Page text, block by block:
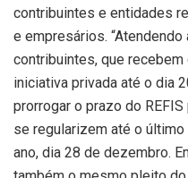
contribuintes e entidades
e empresários.
contribuintes, que
iniciativa privada até o dia
prorrogar o prazo do
se regularizem até o
ano, dia 28 de dezembro.